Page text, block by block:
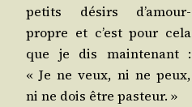
petits dési­rs d’a­mour-
propre et c’est pour cela
que je dis main­te­nant :
« Je ne veux, ni ne peux,
ni ne dois être pasteur. »